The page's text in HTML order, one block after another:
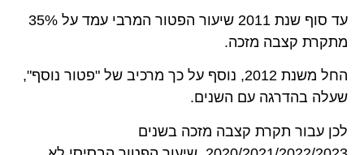
עד סוף שנת 2011 שיעור הפטור המרבי עמד על 35%
מתקרת קצבה מזכה.
החל משנת 2012, נוסף על כך מרכיב של "פטור נוסף",
שעלה בהדרגה עם השנים.
לכן עבור תקרת קצבה מזכה בשנים